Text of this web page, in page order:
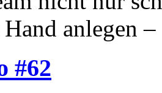
Hand anlegen
#62